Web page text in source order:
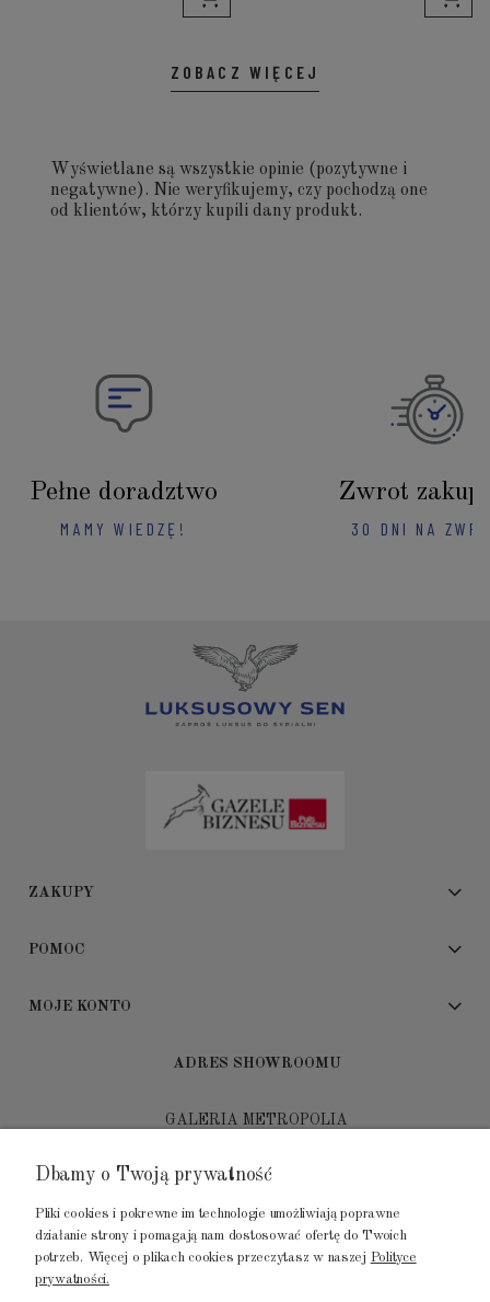
ZOBACZ WIĘCEJ
Wyświetlane są wszystkie opinie (pozytywne i
negatywne). Nie weryfikujemy, czy pochodzą one
od klientów, którzy kupili dany produkt.
Pełne doradztwo
MAMY WIEDZĘ!
Zwrot
30 DNI NA
ZAKUPY
POMOC
MOJE KONTO
ADRES SHOWROOMU
GALERIA METROPOLIA
80-452 Gdańsk
tel.: 502 104 104
mail: biuro@luksusowysen.pl
Dbamy o Twoją prywatność
Pliki cookies i pokrewne im technologie umożliwiają poprawne
działanie strony i pomagają nam dostosować ofertę do Twoich
potrzeb. Więcej o plikach cookies przeczytasz w naszej Polityce
prywatności.